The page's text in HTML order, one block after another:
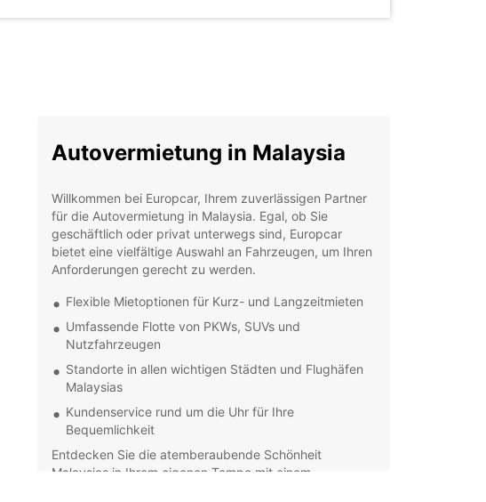
Autovermietung in Malaysia
Willkommen bei Europcar, Ihrem zuverlässigen Partner
für die Autovermietung in Malaysia. Egal, ob Sie
geschäftlich oder privat unterwegs sind, Europcar
bietet eine vielfältige Auswahl an Fahrzeugen, um Ihren
Anforderungen gerecht zu werden.
Flexible Mietoptionen für Kurz- und Langzeitmieten
Umfassende Flotte von PKWs, SUVs und
Nutzfahrzeugen
Standorte in allen wichtigen Städten und Flughäfen
Malaysias
Kundenservice rund um die Uhr für Ihre
Bequemlichkeit
Entdecken Sie die atemberaubende Schönheit
Malaysias in Ihrem eigenen Tempo mit einem